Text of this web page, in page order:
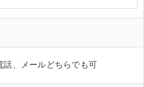
話、メールどちらでも可